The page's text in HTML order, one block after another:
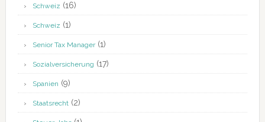
Schweiz (16)
Schweiz (1)
Senior Tax Manager(1)
Sozialversicherung (17)
Spanien (9)
Staatsrecht(2)